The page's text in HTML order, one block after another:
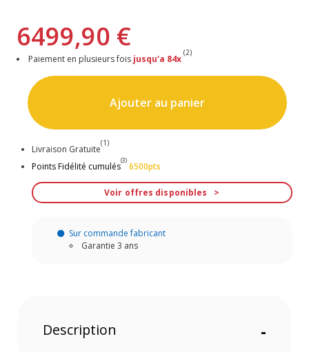
6499,90 €
Paiement en plusieurs fois jusqu'a 84x
(2)
Ajouter au panier
Livraison Gratuite
(1)
Points Fidélité cumulés
(3)
6500pts
Voir offres disponibles
Sur commande fabricant
Garantie 3 ans
Description -